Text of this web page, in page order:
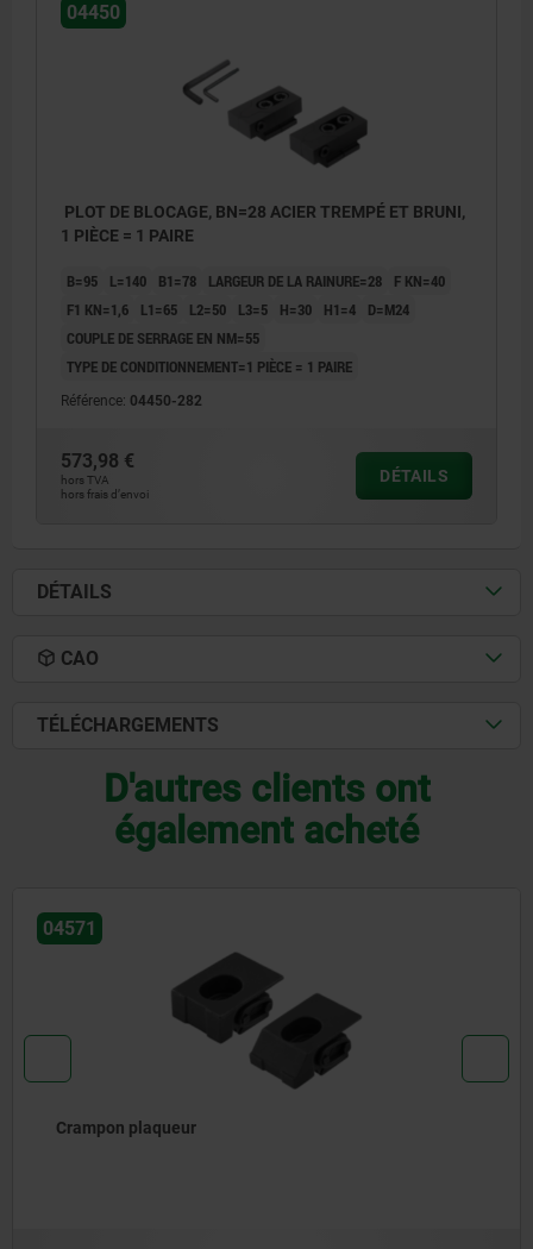
04450
PLOT DE BLOCAGE, BN=28 ACIER TREMPÉ ET BRUNI,
1 PIÈCE = 1 PAIRE
B=95 L=140 B1=78 LARGEUR DE LA RAINURE=28
F KN=40
F1 KN=1,6
L1=65 L2=50 L3=5 H=30 H1=4
D=M24
COUPLE DE SERRAGE EN NM=55
TYPE DE CONDITIONNEMENT=1 PIÈCE = 1 PAIRE
Référence: 04450-282
573,98 €
hors TVA
hors frais d’envoi
DÉTAILS
DÉTAILS
CAO
TÉLÉCHARGEMENTS
D'autres clients ont
également acheté